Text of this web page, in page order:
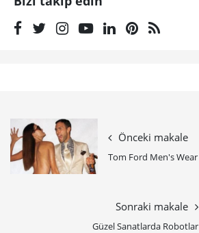
Önceki makale
Tom Ford Men's Wear
Sonraki makale
Güzel Sanatlarda Robotlar